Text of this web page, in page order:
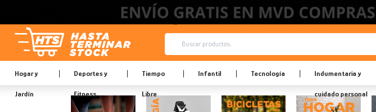
Hogar y
Jardín
Deportes y
Fitness
Tiempo
Libre
Infantil Tecnología Indumentaria y
cuidado personal